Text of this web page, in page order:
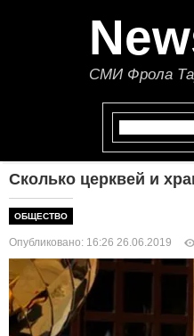
СМИ Фрола
Сколько церквей и
ОБЩЕСТВО
Опубликовано: 16:26 26.06.2019